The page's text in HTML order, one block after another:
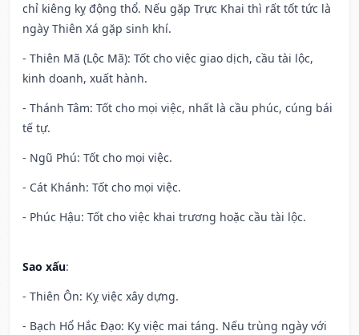
chỉ kiêng kỵ động thổ. Nếu gặp Trực Khai thì rất tốt tức là
ngày Thiên Xá gặp sinh khí.
- Thiên Mã (Lộc Mã): Tốt cho việc giao dịch, cầu tài lộc,
kinh doanh, xuất hành.
- Thánh Tâm: Tốt cho mọi việc, nhất là cầu phúc, cúng bái
tế tự.
- Ngũ Phú: Tốt cho mọi việc.
- Cát Khánh: Tốt cho mọi việc.
- Phúc Hậu: Tốt cho việc khai trương hoặc cầu tài lộc.
Sao xấu:
- Thiên Ôn: Kỵ việc xây dựng.
- Bạch Hổ Hắc Đạo: Kỵ việc mai táng. Nếu trùng ngày với